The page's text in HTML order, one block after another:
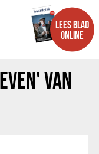
LEES BLAD
ONLINE
VAN